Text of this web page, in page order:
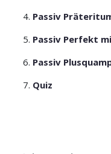
Passiv
Passiv Perfekt
Passiv
Quiz